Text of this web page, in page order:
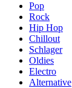
Pop
Rock
Hip Hop
Chillout
Schlager
Oldies
Electro
Alternative